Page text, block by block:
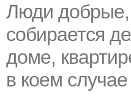
Люди добрые,
собирается
доме,
в коем